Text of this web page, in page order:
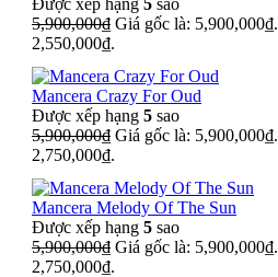
5,900,000₫ Giá gốc là: 5,900,000₫.
2,550,000₫.
Mancera Crazy For Oud
Được xếp hạng 5 sao
5,900,000₫ Giá gốc là: 5,900,000₫.
2,750,000₫.
Mancera Melody Of The Sun
Được xếp hạng 5 sao
5,900,000₫ Giá gốc là: 5,900,000₫.
2,750,000₫.